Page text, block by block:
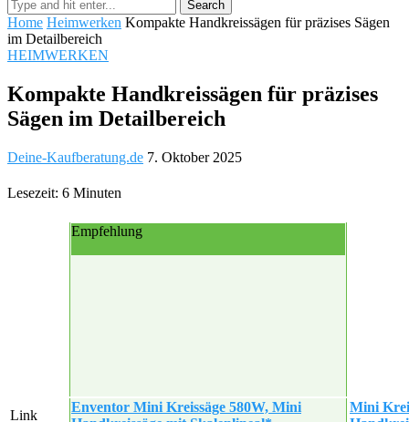
Home Heimwerken Kompakte Handkreissägen für präzises Sägen
im Detailbereich
HEIMWERKEN
Kompakte Handkreissägen für präzises
Sägen im Detailbereich
Deine-Kaufberatung.de 7. Oktober 2025
Lesezeit: 6 Minuten
Empfehlung
Link
Enventor Mini Kreissäge 580W, Mini
Mini